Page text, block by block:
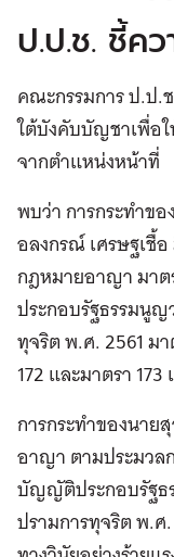
ป.ป.ช. ชี้ค
คณะกรรมการ ป.ป.
ใต้บังคับบัญชาเพื่อ
จากตำแหน่งหน้าที่
พบว่า การกระทำข
อลงกรณ์ เศรษฐเชื้
กฎหมายอาญา มาต
ประกอบรัฐธรรมนู
ทุจริต พ.ศ. 2561 ม
172 และมาตรา
การกระทำของนา
อาญา ตามประมวล
บัญญัติประกอบรัฐธ
ปรามการทุจริต พ.ศ